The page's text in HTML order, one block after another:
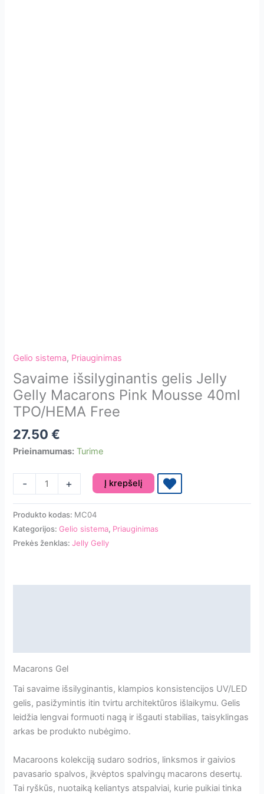
Gelio sistema, Priauginimas
Savaime išsilyginantis gelis Jelly
Gelly Macarons Pink Mousse 40ml
TPO/HEMA Free
27.50€
Prieinamumas: Turime
-
produkto
kiekis:
gelis
+ Į krepšelį
Produkto kodas: MC04
Kategorijos:Gelio sistema, Priauginimas
Prekės ženklas:Jelly Gelly
Macarons Gel
Tai savaime išsilyginantis, klampios konsistencijos UV/LED
gelis, pasižymintis itin tvirtu architektūros išlaikymu. Gelis
leidžia lengvai formuoti nagą ir išgauti stabilias, taisyklingas
arkas be produkto nubėgimo.
Macaroons kolekciją sudaro sodrios, linksmos ir gaivios
pavasario spalvos, įkvėptos spalvingų macarons desertų.
Tai ryškūs, nuotaiką keliantys atspalviai, kurie puikiai tinka